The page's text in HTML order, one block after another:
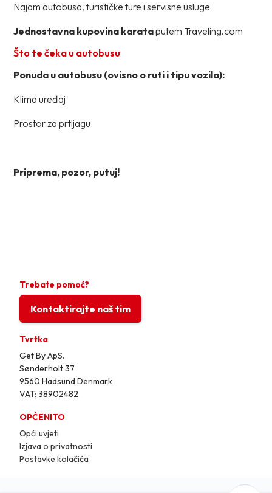
Najam autobusa, turističke ture i servisne usluge
Jednostavna kupovina karataputem Traveling.com
Što te čeka u autobusu
Ponuda u autobusu (ovisno o ruti i tipu vozila):
Klima uređaj
Prostor za prtljagu
Priprema, pozor, putuj!
Trebate pomoć?
Kontaktirajte naš tim
Tvrtka
Get By ApS.
Sønderholt 37
9560 Hadsund Denmark
VAT: 38902482
OPĆENITO
Opći uvjeti
Izjava o privatnosti
Postavke kolačića